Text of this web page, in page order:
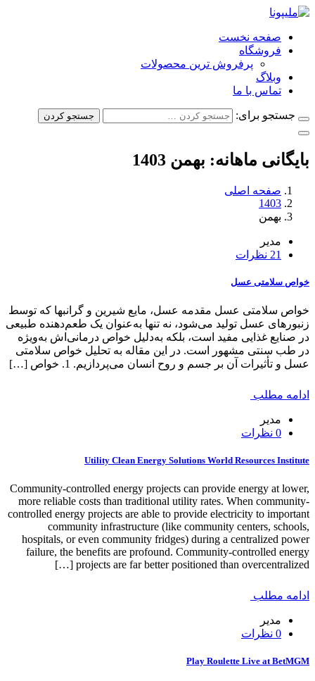
صفحه نخست
فروشگاه
پرفروش ترین محصولات
وبلاگ
تماس با ما
جستجو برای: جستجو کردن
بایگانی ماهانه: بهمن 1403
صفحه اصلی
1403
بهمن
مدیر
21 نظرات
خواص سلامتی عسل
خواص سلامتی عسل مقدمه عسل، مایع شیرین و گرانبها که توسط
زنبورهای عسل تولید می‌شود، نه تنها به‌عنوان یک طعم‌دهنده طبیعی
در صنایع غذایی مفید است، بلکه به‌دلیل خواص درمانی‌اش به‌ویژه
در طب سنتی مشهور است. در این مقاله به تحلیل خواص سلامتی
عسل و تأثیرات آن بر جسم و روح انسان می‌پردازیم. 1. خواص […]
ادامه مطلب
مدیر
0 نظرات
Utility Clean Energy Solutions World Resources Institute
Community-controlled energy projects can provide energy at lower,
more reliable costs than traditional utility rates. When community-
controlled energy projects are able to provide electricity to important
community infrastructure (like community centers, schools,
hospitals, or even community fridges) during a centralized power
failure, the benefits are profound. Community-controlled energy
projects are far better positioned than overcentralized […]
ادامه مطلب
مدیر
0 نظرات
Play Roulette Live at BetMGM